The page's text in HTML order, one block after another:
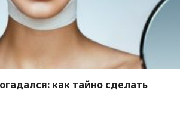
как тайно сделать